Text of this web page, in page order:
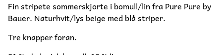
Fin stripete sommerskjorte i bomull/lin fra Pure Pure by
Bauer. Naturhvit/lys beige med blå striper.
Tre knapper foran.